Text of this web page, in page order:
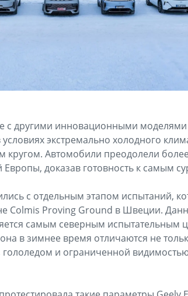
с другими инновационными
экстремально холодного
Автомобили преодолели
доказав готовность к самым
с отдельным этапом испытаний,
Colmis Proving Ground в Швеции.
самым северным испытательным
в зимнее время отличаются не
и ограниченной видимостью